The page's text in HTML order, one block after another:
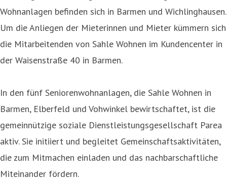
Wohnanlagen befinden sich in Barmen und Wichlinghausen.
Um die Anliegen der Mieterinnen und Mieter kümmern sich
die Mitarbeitenden von Sahle Wohnen im Kundencenter in
der Waisenstraße 40 in Barmen.
In den fünf Seniorenwohnanlagen, die Sahle Wohnen in
Barmen, Elberfeld und Vohwinkel bewirtschaftet, ist die
gemeinnützige soziale Dienstleistungsgesellschaft Parea
aktiv. Sie initiiert und begleitet Gemeinschaftsaktivitäten,
die zum Mitmachen einladen und das nachbarschaftliche
Miteinander fördern.